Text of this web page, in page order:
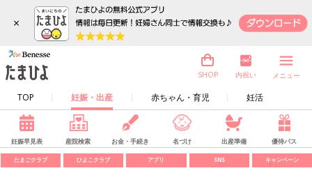
×
TOP 妊娠・出産 赤ちゃん・育児 妊活
SHOP 内祝い メニュー
妊娠早見表 産院検索 お金・手続き 名づけ 出産準備 優待パス
たまごクラブ ひよこクラブ アプリ SNS キャンペーン